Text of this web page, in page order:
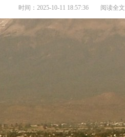
时间：2025-10-11 18:57:36 阅读全文